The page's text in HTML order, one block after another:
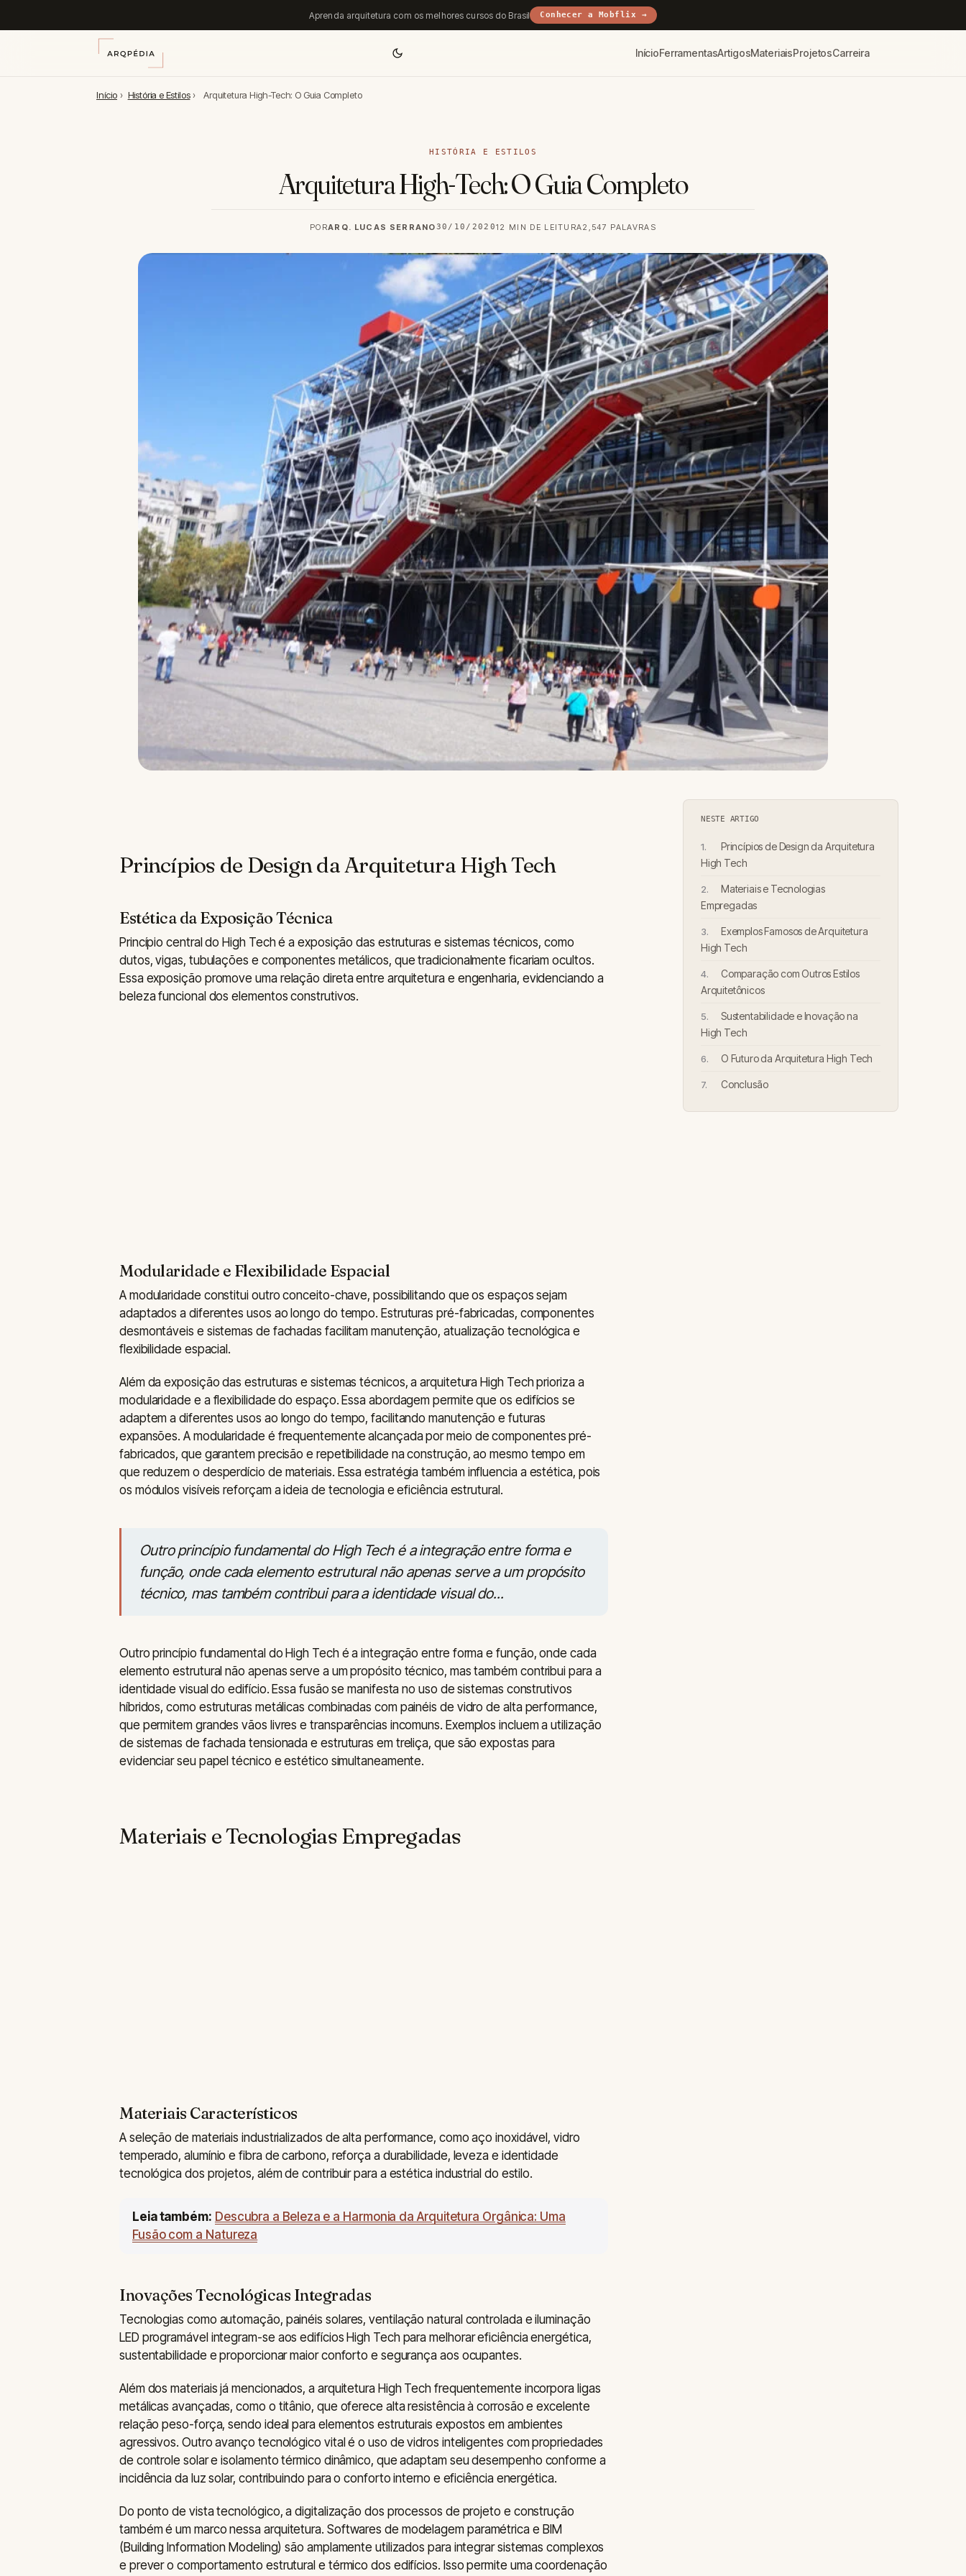
Aprenda arquitetura com os melhores cursos do Brasil Conhecer a Mobflix →
InícioFerramentasArtigosMateriaisProjetosCarreira
Início › História e Estilos › Arquitetura High-Tech: O Guia Completo
HISTÓRIA E ESTILOS
Arquitetura High-Tech: O Guia Completo
PORARQ. LUCAS SERRANO30/10/202012 MIN DE LEITURA2,547 PALAVRAS
Princípios de Design da Arquitetura High Tech
Estética da Exposição Técnica
Princípio central do High Tech é a exposição das estruturas e sistemas técnicos, como
dutos, vigas, tubulações e componentes metálicos, que tradicionalmente ficariam ocultos.
Essa exposição promove uma relação direta entre arquitetura e engenharia, evidenciando a
beleza funcional dos elementos construtivos.
Modularidade e Flexibilidade Espacial
A modularidade constitui outro conceito-chave, possibilitando que os espaços sejam
adaptados a diferentes usos ao longo do tempo. Estruturas pré-fabricadas, componentes
desmontáveis e sistemas de fachadas facilitam manutenção, atualização tecnológica e
flexibilidade espacial.
Além da exposição das estruturas e sistemas técnicos, a arquitetura High Tech prioriza a
modularidade e a flexibilidade do espaço. Essa abordagem permite que os edifícios se
adaptem a diferentes usos ao longo do tempo, facilitando manutenção e futuras
expansões. A modularidade é frequentemente alcançada por meio de componentes pré-
fabricados, que garantem precisão e repetibilidade na construção, ao mesmo tempo em
que reduzem o desperdício de materiais. Essa estratégia também influencia a estética, pois
os módulos visíveis reforçam a ideia de tecnologia e eficiência estrutural.
Outro princípio fundamental do High Tech é a integração entre forma e
função, onde cada elemento estrutural não apenas serve a um propósito
técnico, mas também contribui para a identidade visual do...
Outro princípio fundamental do High Tech é a integração entre forma e função, onde cada
elemento estrutural não apenas serve a um propósito técnico, mas também contribui para a
identidade visual do edifício. Essa fusão se manifesta no uso de sistemas construtivos
híbridos, como estruturas metálicas combinadas com painéis de vidro de alta performance,
que permitem grandes vãos livres e transparências incomuns. Exemplos incluem a utilização
de sistemas de fachada tensionada e estruturas em treliça, que são expostas para
evidenciar seu papel técnico e estético simultaneamente.
Materiais e Tecnologias Empregadas
Materiais Característicos
A seleção de materiais industrializados de alta performance, como aço inoxidável, vidro
temperado, alumínio e fibra de carbono, reforça a durabilidade, leveza e identidade
tecnológica dos projetos, além de contribuir para a estética industrial do estilo.
Leia também: Descubra a Beleza e a Harmonia da Arquitetura Orgânica: Uma
Fusão com a Natureza
Inovações Tecnológicas Integradas
Tecnologias como automação, painéis solares, ventilação natural controlada e iluminação
LED programável integram-se aos edifícios High Tech para melhorar eficiência energética,
sustentabilidade e proporcionar maior conforto e segurança aos ocupantes.
Além dos materiais já mencionados, a arquitetura High Tech frequentemente incorpora ligas
metálicas avançadas, como o titânio, que oferece alta resistência à corrosão e excelente
relação peso-força, sendo ideal para elementos estruturais expostos em ambientes
agressivos. Outro avanço tecnológico vital é o uso de vidros inteligentes com propriedades
de controle solar e isolamento térmico dinâmico, que adaptam seu desempenho conforme a
incidência da luz solar, contribuindo para o conforto interno e eficiência energética.
Do ponto de vista tecnológico, a digitalização dos processos de projeto e construção
também é um marco nessa arquitetura. Softwares de modelagem paramétrica e BIM
(Building Information Modeling) são amplamente utilizados para integrar sistemas complexos
e prever o comportamento estrutural e térmico dos edifícios. Isso permite uma coordenação
NESTE ARTIGO
Princípios de Design da Arquitetura
High Tech
Materiais e Tecnologias
Empregadas
Exemplos Famosos de Arquitetura
High Tech
Comparação com Outros Estilos
Arquitetônicos
Sustentabilidade e Inovação na
High Tech
O Futuro da Arquitetura High Tech
Conclusão